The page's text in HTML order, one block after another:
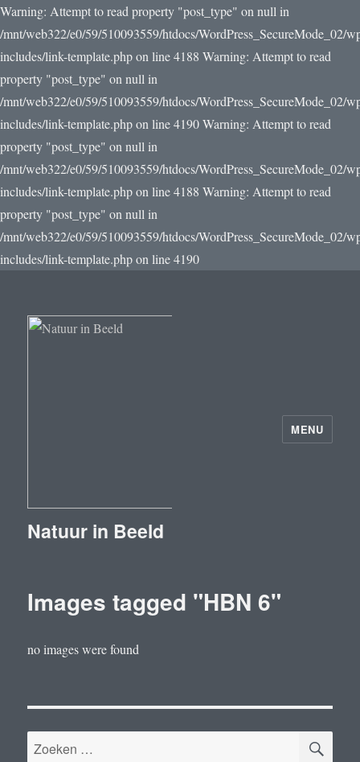
Warning: Attempt to read property "post_type" on null in
/mnt/web322/e0/59/510093559/htdocs/WordPress_SecureMode_02/
includes/link-template.php on line 4188 Warning: Attempt to read
property "post_type" on null in
/mnt/web322/e0/59/510093559/htdocs/WordPress_SecureMode_02/
includes/link-template.php on line 4190Warning: Attempt to read
property "post_type" on null in
/mnt/web322/e0/59/510093559/htdocs/WordPress_SecureMode_02/
includes/link-template.php on line 4188 Warning: Attempt to read
property "post_type" on null in
/mnt/web322/e0/59/510093559/htdocs/WordPress_SecureMode_02/
includes/link-template.php on line 4190
Natuur in Beeld
MENU
Images tagged "HBN 6"
no images were found
Zoeken